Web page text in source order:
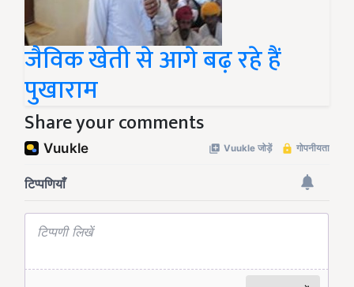
जैविक खेती से आगे बढ़ रहे हैं
पुखाराम
Share your comments